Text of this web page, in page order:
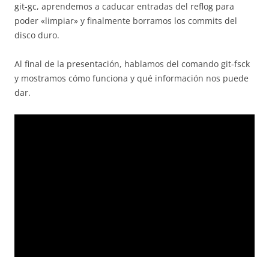
git-gc, aprendemos a caducar entradas del reflog para
poder «limpiar» y finalmente borramos los commits del
disco duro.
Al final de la presentación, hablamos del comando git-fsck
y mostramos cómo funciona y qué información nos puede
dar.